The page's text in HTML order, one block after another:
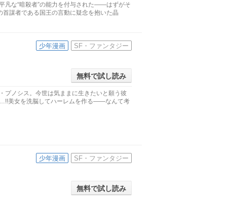
凡な“暗殺者”の能力を付与された――はずがそ
首謀者である国王の言動に疑念を抱いた晶
少年漫画 SF・ファンタジー
無料で試し読み
プノシス。今世は気ままに生きたいと願う彼
美女を洗脳してハーレムを作る――なんて考
少年漫画 SF・ファンタジー
無料で試し読み